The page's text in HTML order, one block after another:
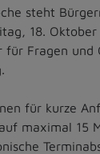
steht
18.
Fragen und
für kurze
maximal 15